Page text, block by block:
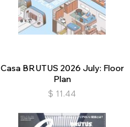
Casa BRUTUS 2026 July: Floor
Plan
$ 11.44